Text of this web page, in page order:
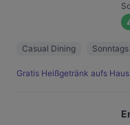
Casual Dining
Gratis Heißgetränk aufs Haus